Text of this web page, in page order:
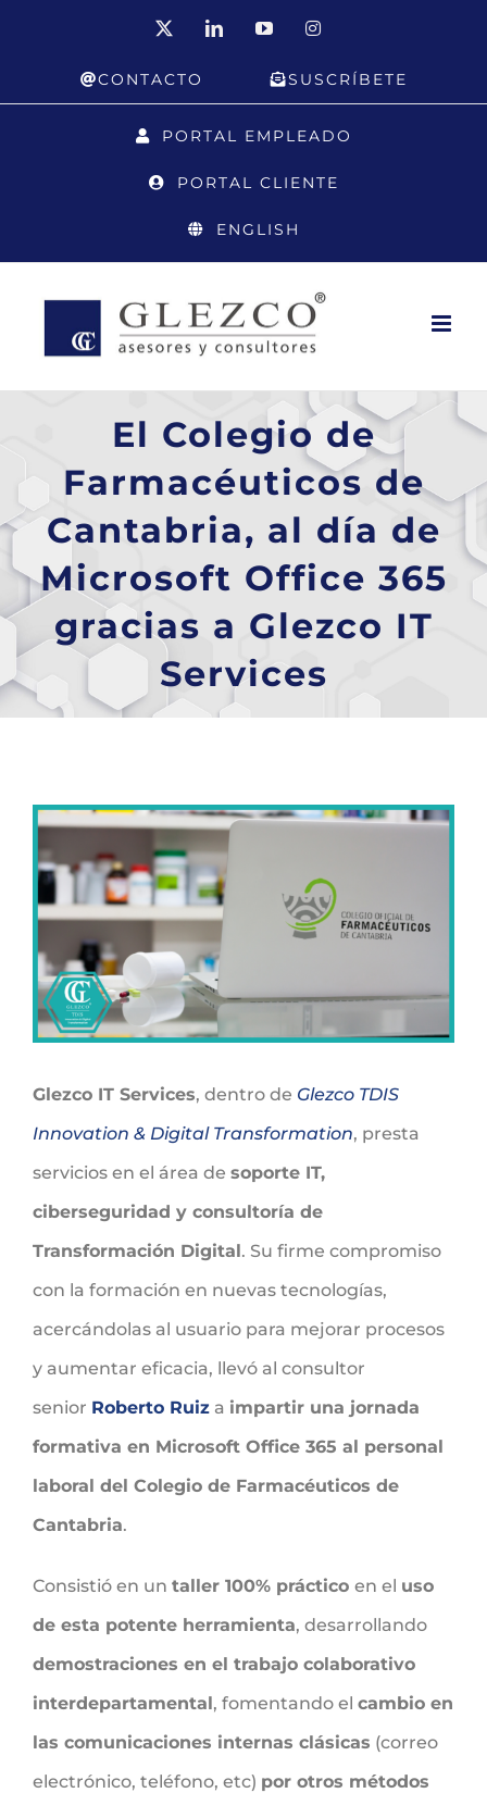
LinkedInYouTubeInstagram
CONTACTO SUSCRÍBETE
PORTAL EMPLEADO
PORTAL CLIENTE
ENGLISH
El Colegio de
Farmacéuticos de
Cantabria, al día de
Microsoft Office 365
gracias a Glezco IT
Services
Ver
imagen
más
grande
Glezco IT Services, dentro de Glezco TDIS
Innovation & Digital Transformation, presta
servicios en el área de soporte IT,
ciberseguridad y consultoría de
Transformación Digital. Su firme compromiso
con la formación en nuevas tecnologías,
acercándolas al usuario para mejorar procesos
y aumentar eficacia, llevó al consultor
senior Roberto Ruiz a impartir una jornada
formativa en Microsoft Office 365 al personal
laboral del Colegio de Farmacéuticos de
Cantabria.
Consistió en un taller 100% práctico en el uso
de esta potente herramienta, desarrollando
demostraciones en el trabajo colaborativo
interdepartamental, fomentando el cambio en
las comunicaciones internas clásicas (correo
electrónico, teléfono, etc) por otros métodos